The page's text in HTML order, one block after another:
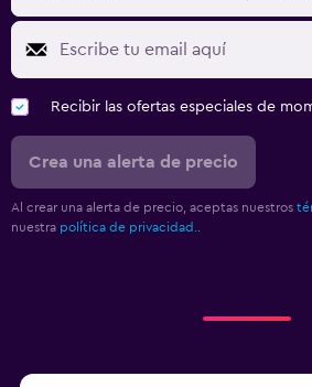
Recibir las ofertas especiales de
Crea una alerta de precio
Al crear una alerta de precio, aceptas nuestros
nuestra política de privacidad.